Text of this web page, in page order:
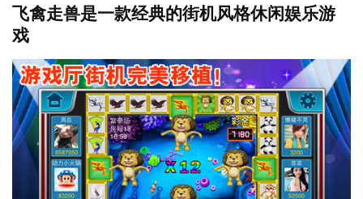
飞禽走兽是一款经典的街机风格休闲娱乐游
戏